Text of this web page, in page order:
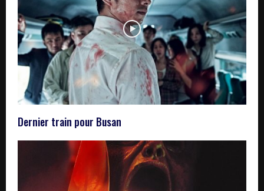
Dernier train pour Busan